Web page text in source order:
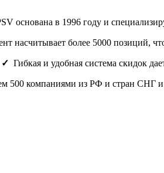
основана в 1996 году и
насчитывает более 5000 позиций,
✓ Гибкая и удобная система скидок
500 компаниями из РФ и стран СНГ